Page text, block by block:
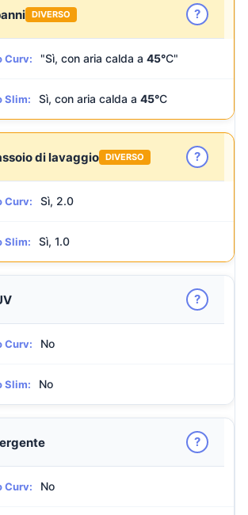
DIVERSO ?
Curv: "Sì, con aria calda a 45°C"
Slim: Sì, con aria calda a 45°C
di lavaggio DIVERSO ?
Curv: Sì, 2.0
Slim: Sì, 1.0
?
Curv: No
Slim: No
?
Curv: No